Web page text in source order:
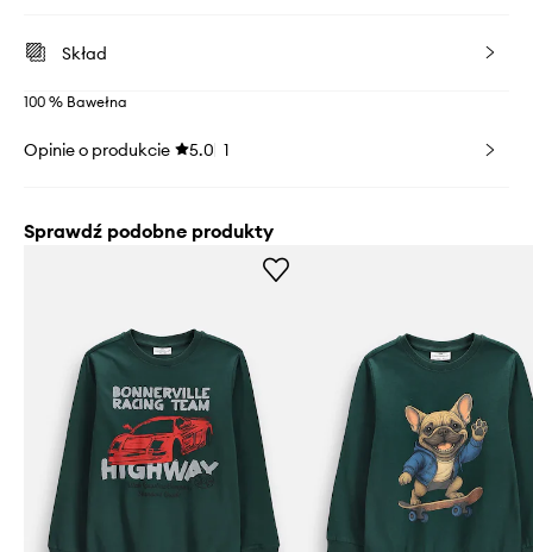
Skład
100 % Bawełna
Opinie o produkcie 5.0 1
Sprawdź podobne produkty